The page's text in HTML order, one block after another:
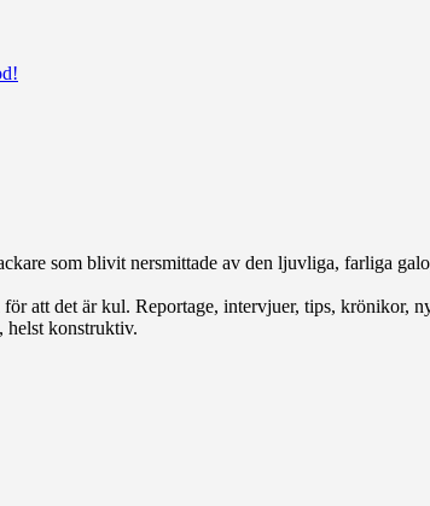
som blivit nersmittade av den ljuvliga, farliga
att det är kul. Reportage, intervjuer, tips, krönikor,
helst konstruktiv.